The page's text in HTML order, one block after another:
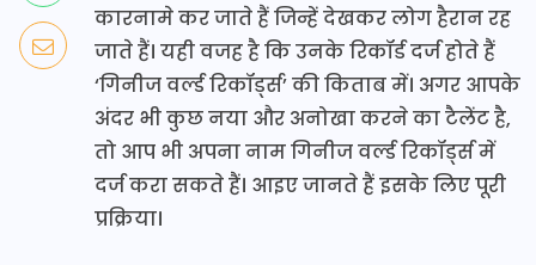
कारनामे कर जाते हैं जिन्हें देखकर लोग हैरान रह
जाते हैं। यही वजह है कि उनके रिकॉर्ड दर्ज होते हैं
‘गिनीज वर्ल्ड रिकॉर्ड्स’ की किताब में। अगर आपके
अंदर भी कुछ नया और अनोखा करने का टैलेंट है,
तो आप भी अपना नाम गिनीज वर्ल्ड रिकॉर्ड्स में
दर्ज करा सकते हैं। आइए जानते हैं इसके लिए पूरी
प्रक्रिया।